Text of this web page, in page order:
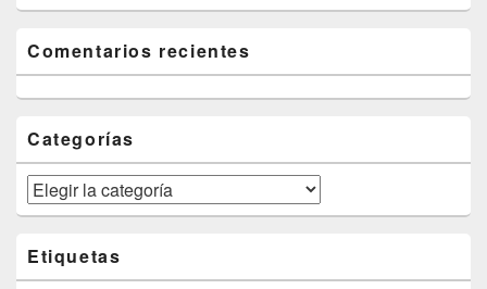
Comentarios recientes
Categorías
Categorías
Etiquetas